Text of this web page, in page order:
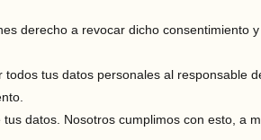
derecho a revocar dicho consentimiento
tus datos personales al responsable
datos. Nosotros cumplimos con esto, a